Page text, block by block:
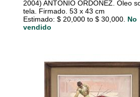
2004) ANTONIO ORDÓÑEZ. Óleo
tela. Firmado. 53 x 43 cm
Estimado: $ 20,000 to $ 30,000. No
vendido